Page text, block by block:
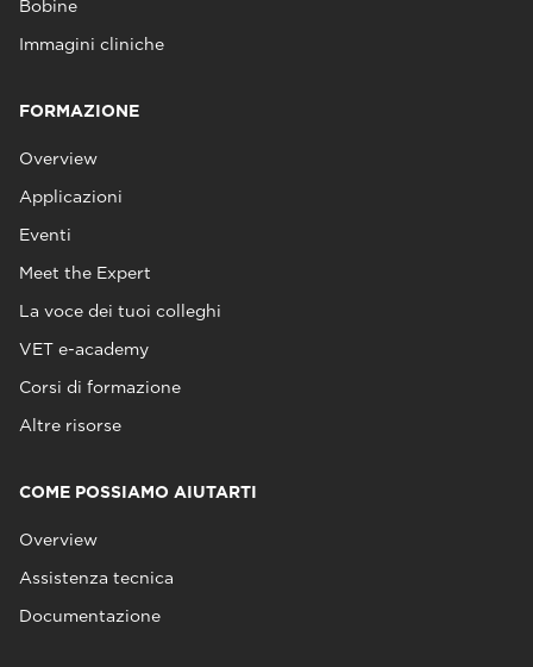
Bobine
Immagini cliniche
FORMAZIONE
Overview
Applicazioni
Eventi
Meet the Expert
La voce dei tuoi colleghi
VET e-academy
Corsi di formazione
Altre risorse
COME POSSIAMO AIUTARTI
Overview
Assistenza tecnica
Documentazione